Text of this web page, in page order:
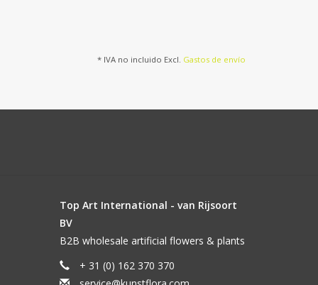
* IVA no incluido Excl. Gastos de envío
Top Art International - van Rijsoort
BV
B2B wholesale artificial flowers & plants
+ 31 (0) 162 370 370